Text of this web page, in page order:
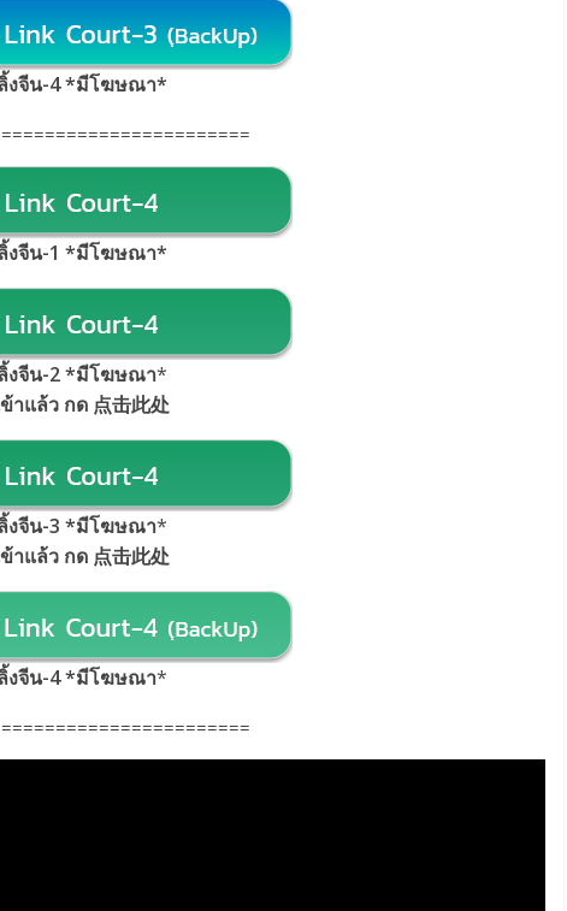
งจีน-4 *มีโฆษณา*
งจีน-1 *มีโฆษณา*
งจีน-2 *มีโฆษณา*
ข้าแล้ว กด 点击此处
งจีน-3 *มีโฆษณา*
ข้าแล้ว กด 点击此处
งจีน-4 *มีโฆษณา*